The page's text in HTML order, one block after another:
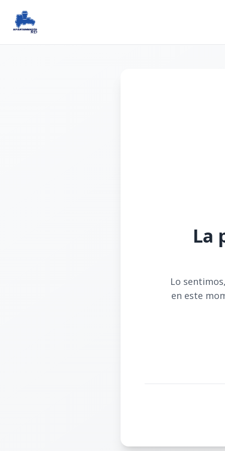
La
Lo
en este